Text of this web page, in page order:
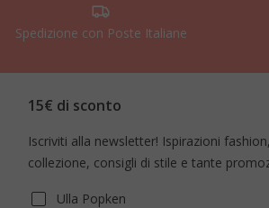
Spedizione con Poste Italiane
15€ di sconto
Iscriviti alla newsletter! Ispirazioni
collezione, consigli di stile e tante
Ulla Popken